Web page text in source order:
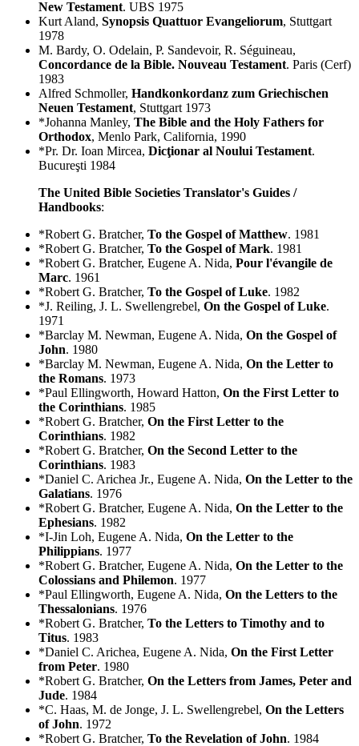
New Testament. UBS 1975
Kurt Aland, Synopsis Quattuor Evangeliorum, Stuttgart
1978
M. Bardy, O. Odelain, P. Sandevoir, R. Séguineau,
Concordance de la Bible. Nouveau Testament. Paris (Cerf)
1983
Alfred Schmoller, Handkonkordanz zum Griechischen
Neuen Testament, Stuttgart 1973
*Johanna Manley, The Bible and the Holy Fathers for
Orthodox, Menlo Park, California, 1990
*Pr. Dr. Ioan Mircea, Dicţionar al Noului Testament.
Bucureşti 1984
The United Bible Societies Translator's Guides /
Handbooks:
*Robert G. Bratcher, To the Gospel of Matthew. 1981
*Robert G. Bratcher, To the Gospel of Mark. 1981
*Robert G. Bratcher, Eugene A. Nida, Pour l'évangile de
Marc. 1961
*Robert G. Bratcher, To the Gospel of Luke. 1982
*J. Reiling, J. L. Swellengrebel, On the Gospel of Luke.
1971
*Barclay M. Newman, Eugene A. Nida, On the Gospel of
John. 1980
*Barclay M. Newman, Eugene A. Nida, On the Letter to
the Romans. 1973
*Paul Ellingworth, Howard Hatton, On the First Letter to
the Corinthians. 1985
*Robert G. Bratcher, On the First Letter to the
Corinthians. 1982
*Robert G. Bratcher, On the Second Letter to the
Corinthians. 1983
*Daniel C. Arichea Jr., Eugene A. Nida, On the Letter to the
Galatians. 1976
*Robert G. Bratcher, Eugene A. Nida, On the Letter to the
Ephesians. 1982
*I-Jin Loh, Eugene A. Nida, On the Letter to the
Philippians. 1977
*Robert G. Bratcher, Eugene A. Nida, On the Letter to the
Colossians and Philemon. 1977
*Paul Ellingworth, Eugene A. Nida, On the Letters to the
Thessalonians. 1976
*Robert G. Bratcher, To the Letters to Timothy and to
Titus. 1983
*Daniel C. Arichea, Eugene A. Nida, On the First Letter
from Peter. 1980
*Robert G. Bratcher, On the Letters from James, Peter and
Jude. 1984
*C. Haas, M. de Jonge, J. L. Swellengrebel, On the Letters
of John. 1972
*Robert G. Bratcher, To the Revelation of John. 1984